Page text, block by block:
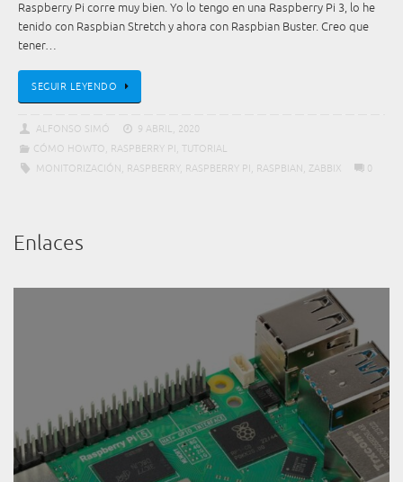
Raspberry Pi corre muy bien. Yo lo tengo en una Raspberry Pi 3, lo he
tenido con Raspbian Stretch y ahora con Raspbian Buster. Creo que
tener…
SEGUIR LEYENDO
ALFONSO SIMÓ
9 ABRIL, 2020
CÓMO HOWTO, RASPBERRY PI, TUTORIAL
MONITORIZACIÓN, RASPBERRY, RASPBERRY PI, RASPBIAN, ZABBIX 0
Enlaces